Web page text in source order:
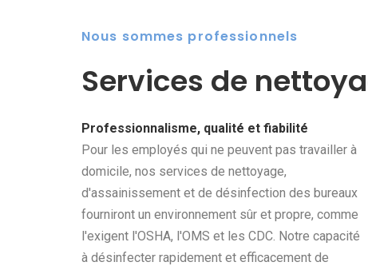
Nous sommes professionnels
Services de
Professionnalisme, qualité et fiabilité
Pour les employés qui ne peuvent pas travailler à
domicile, nos services de nettoyage,
d'assainissement et de désinfection des bureaux
fourniront un environnement sûr et propre, comme
l'exigent l'OSHA, l'OMS et les CDC. Notre capacité
à désinfecter rapidement et efficacement de